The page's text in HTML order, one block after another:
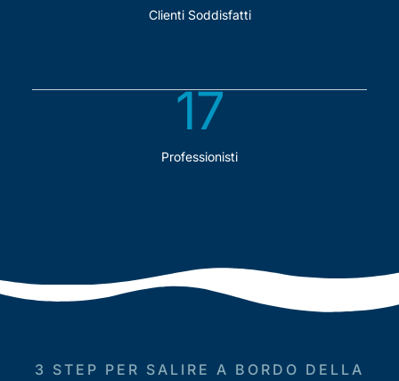
Clienti Soddisfatti
Professionisti
18
3 STEP PER SALIRE A BORDO DELLA